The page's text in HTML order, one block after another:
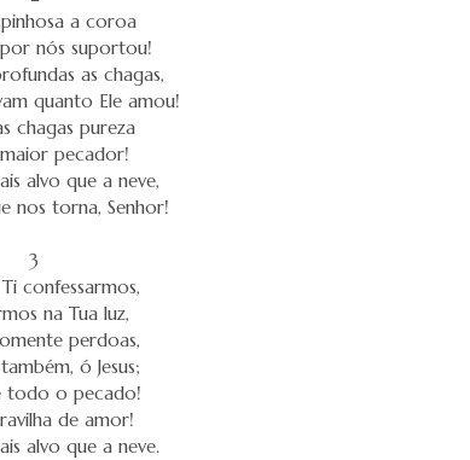
a coroa
por nós suportou!
as chagas,
quanto Ele amou!
chagas pureza
pecador!
alvo que a neve,
nos torna, Senhor!
3
confessarmos,
na Tua luz,
perdoas,
ó Jesus;
todo o pecado!
de amor!
alvo que a neve.